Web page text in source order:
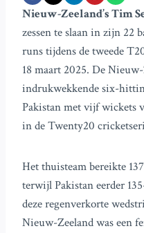
Nieuw-Zeeland’s Tim
zessen te slaan in zijn 22
runs tijdens de tweede
18 maart 2025. De
indrukwekkende six-
Pakistan met vijf wickets
in de Twenty20
Het thuisteam bereikte
terwijl Pakistan eerder
deze regenverkorte
Nieuw-Zeeland was een